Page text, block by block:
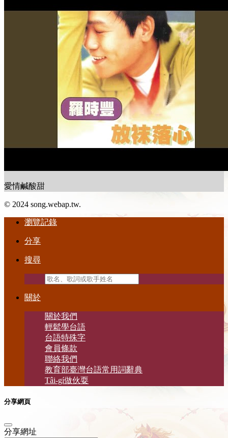
愛情鹹酸甜
© 2024 song.webap.tw.
瀏覽記錄
分享
搜尋
關於
關於我們
輕鬆學台語
台語特殊字
會員條款
聯絡我們
教育部臺灣台語常用詞辭典
Tâi-gí做伙耍
分享網頁
分享網址